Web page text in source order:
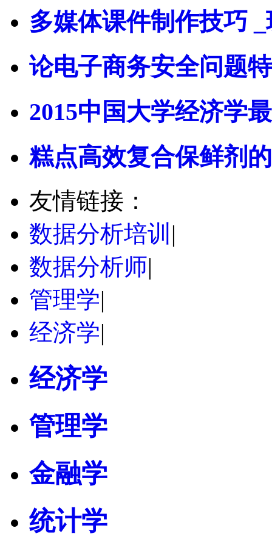
多媒体课件制作技巧 _
论电子商务安全问题
2015中国大学经济学最
糕点高效复合保鲜剂
友情链接：
数据分析培训 |
数据分析师|
管理学|
经济学|
经济学
管理学
金融学
统计学